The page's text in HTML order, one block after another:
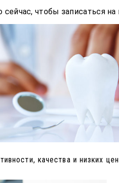
сейчас, чтобы записаться
качества и низких цен